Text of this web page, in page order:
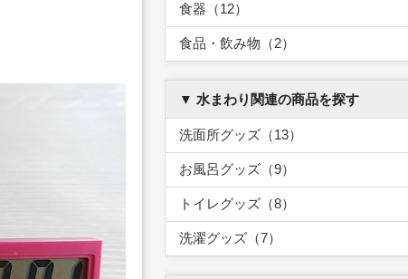
食器（12）
食品・飲み物（2）
▼ 水まわり関連の商品を探す
洗面所グッズ（13）
お風呂グッズ（9）
トイレグッズ（8）
洗濯グッズ（7）